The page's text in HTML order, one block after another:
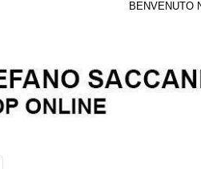
BENVENUTO